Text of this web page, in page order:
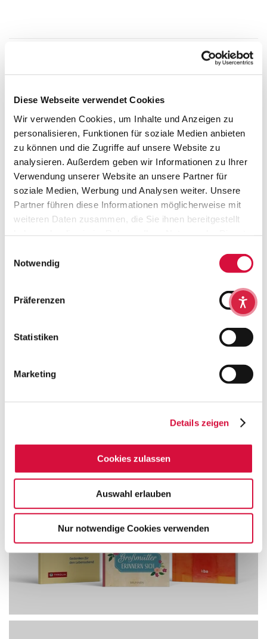
Diese Webseite verwendet Cookies
Wir verwenden Cookies, um Inhalte und Anzeigen zu
personalisieren, Funktionen für soziale Medien anbieten
zu können und die Zugriffe auf unsere Website zu
analysieren. Außerdem geben wir Informationen zu Ihrer
Verwendung unserer Website an unsere Partner für
soziale Medien, Werbung und Analysen weiter. Unsere
Partner führen diese Informationen möglicherweise mit
weiteren Daten zusammen, die Sie ihnen bereitgestellt
Cookies, wenn Sie unsere Webseite weiterhin nutzen.
Notwendig
Präferenzen
Statistiken
Marketing
Details zeigen
Cookies zulassen
Auswahl erlauben
Nur notwendige Cookies verwenden
Lebensknotenpunkte
Leben im Alter